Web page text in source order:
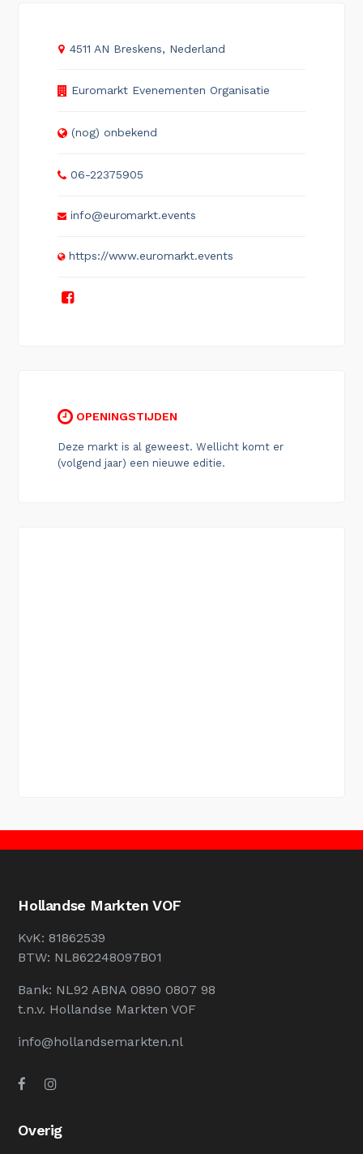
4511 AN Breskens, Nederland
Euromarkt Evenementen Organisatie
(nog) onbekend
06-22375905
info@euromarkt.events
https://www.euromarkt.events
OPENINGSTIJDEN
Deze markt is al geweest. Wellicht komt er
(volgend jaar) een nieuwe editie.
Hollandse Markten VOF
KvK: 81862539
BTW: NL862248097B01
Bank: NL92 ABNA 0890 0807 98
t.n.v. Hollandse Markten VOF
info@hollandsemarkten.nl
Overig